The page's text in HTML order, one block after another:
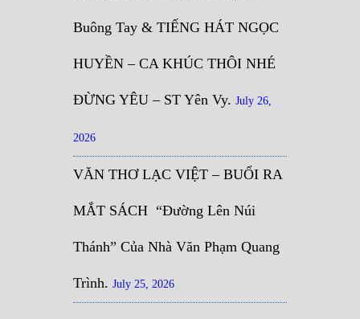
Buông Tay & TIẾNG HÁT NGỌC
HUYỀN – CA KHÚC THÔI NHÉ
ĐỪNG YÊU – ST Yên Vy. July 26,
2026
VĂN THƠ LẠC VIỆT – BUỔI RA
MẮT SÁCH “Đường Lên Núi
Thánh” Của Nhà Văn Phạm Quang
Trình. July 25, 2026